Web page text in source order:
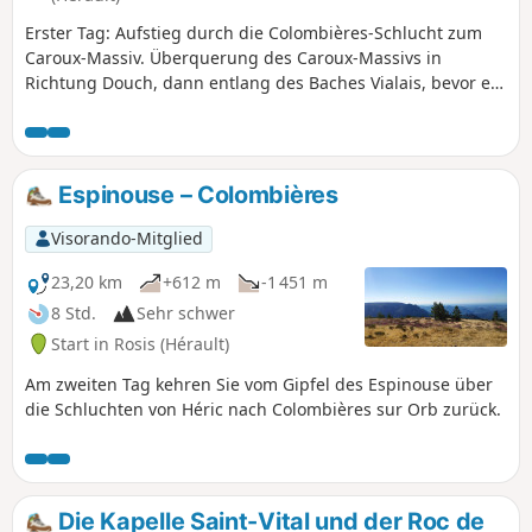
Erster Tag: Aufstieg durch die Colombières-Schlucht zum
Caroux-Massiv. Überquerung des Caroux-Massivs in
Richtung Douch, dann entlang des Baches Vialais, bevor es
die Nacht niederlässt.
Espinouse – Colombières
Visorando-Mitglied
23,20 km
+612 m
-1 451 m
8 Std.
Sehr schwer
Start in Rosis (Hérault)
Am zweiten Tag kehren Sie vom Gipfel des Espinouse über
die Schluchten von Héric nach Colombières sur Orb zurück.
Die Kapelle Saint-Vital und der Roc de